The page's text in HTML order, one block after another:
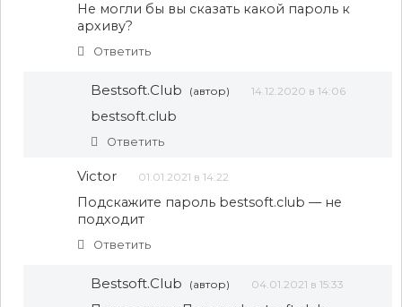
Не могли бы вы сказать какой пароль к
архиву?
Ответить
Bestsoft.Club (автор) 14.12.2020 в 14:06
bestsoft.club
Ответить
Victor 01.01.2021 в 14:22
Подскажите пароль bestsoft.club — не
подходит
Ответить
Bestsoft.Club (автор) 04.01.2021 в 15:33